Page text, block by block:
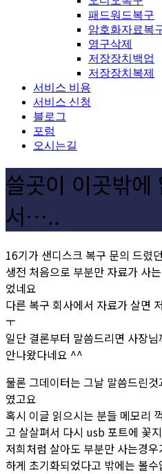
패드워드복구
암호화자료복
영구삭제
저장장치백업
저장장치복제
서비스 비용
서비스 신청
블로그
포럼
오시는길
쓸곳이 이곳밖에
서…..
16기가 샌디스크 복구 문의 드렸
생전 처음으로 부분만 자료가 사
었네요
다른 복구 회사에서 자료가 살면
ㅜ
일단 결론부터 말씀드리면 사장
안나왔다네요 ^^
물론 그데이터는 그날 말씀드린
였고요
혹시 이글 읽으시는 분들 메모리
고 살살펴서 다시 usb 포트에 꽃
저희처럼 살아도 부분만 사는경
하게 초기화되었다고 밖에는 볼